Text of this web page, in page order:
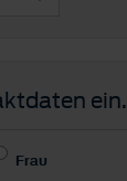
ein.
Frau